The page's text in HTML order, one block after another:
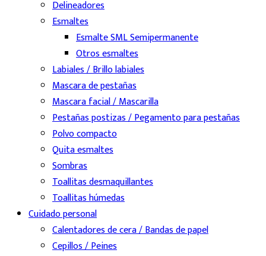
Delineadores
Esmaltes
Esmalte SML Semipermanente
Otros esmaltes
Labiales / Brillo labiales
Mascara de pestañas
Mascara facial / Mascarilla
Pestañas postizas / Pegamento para pestañas
Polvo compacto
Quita esmaltes
Sombras
Toallitas desmaquillantes
Toallitas húmedas
Cuidado personal
Calentadores de cera / Bandas de papel
Cepillos / Peines